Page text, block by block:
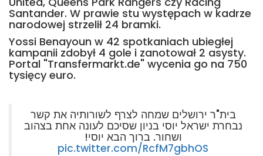
Santander. W prawie stu występach w kadrze
narodowej strzelił 24 bramki.
Yossi Benayoun w 42 spotkaniach ubiegłej
kampanii zdobył 4 gole i zanotował 2 asysty.
Portal "Transfermarkt.de" wycenia go na 750
tysięcy euro.
בית"ר ירושלים שמחה לצרף לשורותיה את קשר
נבחרת ישראל יוסי בניון שסיכם לעונה אחת בצהוב
ושחור. ברוך הבא יוסי!
pic.twitter.com/RcfM7gbhOS